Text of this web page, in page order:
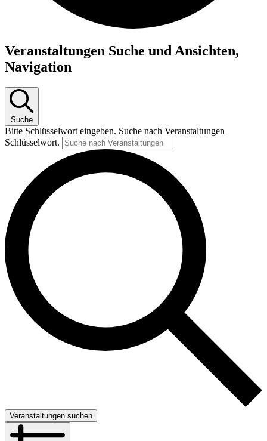
Veranstaltungen
Veranstaltungen Suche und Ansichten,
Navigation
Suche
Bitte Schlüsselwort eingeben. Suche nach Veranstaltungen
Schlüsselwort.
Veranstaltungen suchen